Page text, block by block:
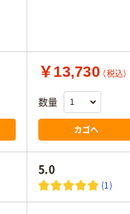
￥13,730 （税込）
数量
カゴへ
5.0
(1)